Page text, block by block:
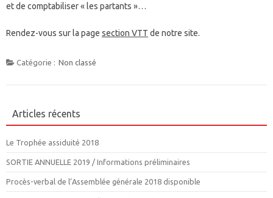
et de comptabiliser « les partants »…
Rendez-vous sur la page section VTT de notre site.
Catégorie : Non classé
Articles récents
Le Trophée assiduité 2018
SORTIE ANNUELLE 2019 / Informations préliminaires
Procès-verbal de l’Assemblée générale 2018 disponible